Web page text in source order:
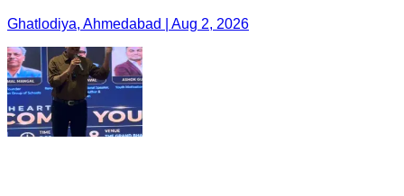
Ghatlodiya, Ahmedabad | Aug 2, 2026